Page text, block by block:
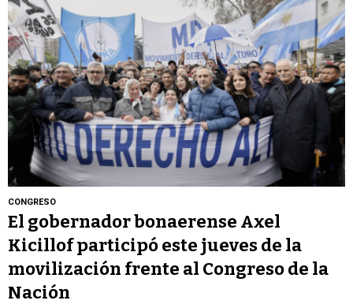
CONGRESO
El gobernador bonaerense Axel
Kicillof participó este jueves de la
movilización frente al Congreso de la
Nación